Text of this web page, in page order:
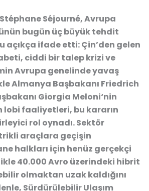
Séjourné, Avrupa
bugün üç büyük tehdit
açıkça ifade etti: Çin’den gelen
ciddi birtalep krizive
Avrupa genelinde yavaş
Almanya Başbakanı Friedrich
Giorgia Meloni‘nin
faaliyetleri, bu kararın
rol oynadı. Sektör
araçlara geçişin
halkları için henüz gerçekçi
40.000 Avro üzerindeki hibrit
olmaktan uzak kaldığını
Sürdürülebilir Ulaşım